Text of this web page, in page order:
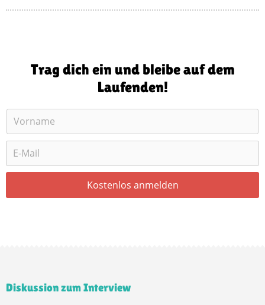
Trag dich ein und bleibe auf dem
Laufenden!
Diskussion zum Interview